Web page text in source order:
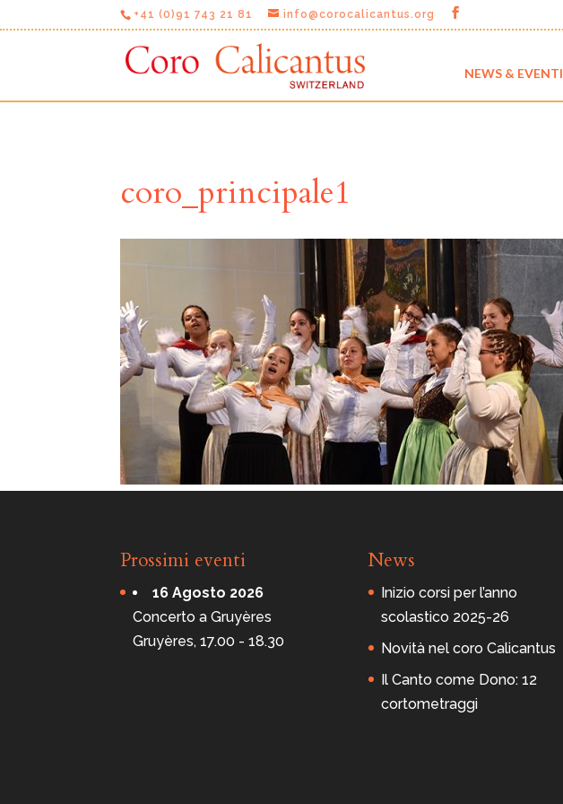
+41 (0)91 743 21 81 info@corocalicantus.org
NEWS & EVENTI
coro_principale1
Prossimi eventi
16 Agosto 2026
Concerto a Gruyères
Gruyères, 17.00 - 18.30
News
Inizio corsi per l’anno
scolastico 2025-26
Novità nel coro Calicantus
Il Canto come Dono: 12
cortometraggi